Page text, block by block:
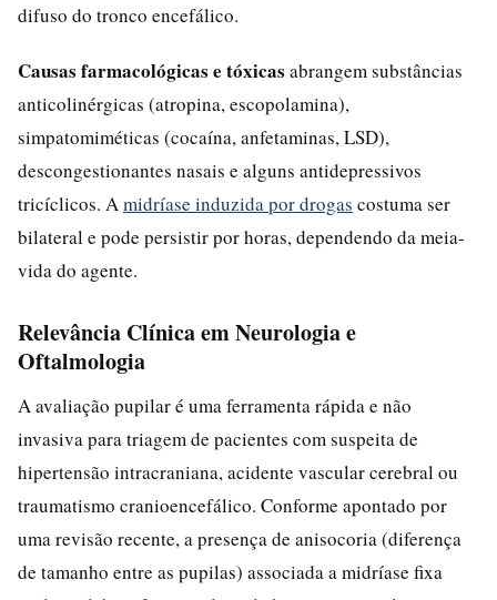
difuso do tronco encefálico.
Causas farmacológicas e tóxicas abrangem substâncias
anticolinérgicas (atropina, escopolamina),
simpatomiméticas (cocaína, anfetaminas, LSD),
descongestionantes nasais e alguns antidepressivos
tricíclicos. A midríase induzida por drogas costuma ser
bilateral e pode persistir por horas, dependendo da meia-
vida do agente.
Relevância Clínica em Neurologia e
Oftalmologia
A avaliação pupilar é uma ferramenta rápida e não
invasiva para triagem de pacientes com suspeita de
hipertensão intracraniana, acidente vascular cerebral ou
traumatismo cranioencefálico. Conforme apontado por
uma revisão recente, a presença de anisocoria (diferença
de tamanho entre as pupilas) associada a midríase fixa